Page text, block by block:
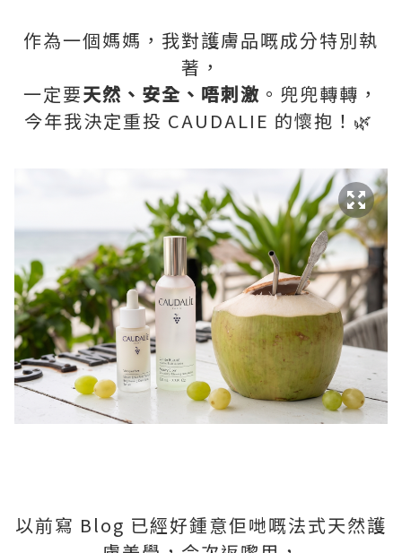
作為一個媽媽，我對護膚品嘅成分特別執
著，
一定要天然、安全、唔刺激 。兜兜轉轉，
今年我決定重投 CAUDALIE 的懷抱！🌿
以前寫 Blog 已經好鍾意佢哋嘅法式天然護